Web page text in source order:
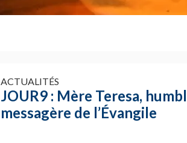
ACTUALITÉS
JOUR9 : Mère Teresa,
messagère de l’Évangile